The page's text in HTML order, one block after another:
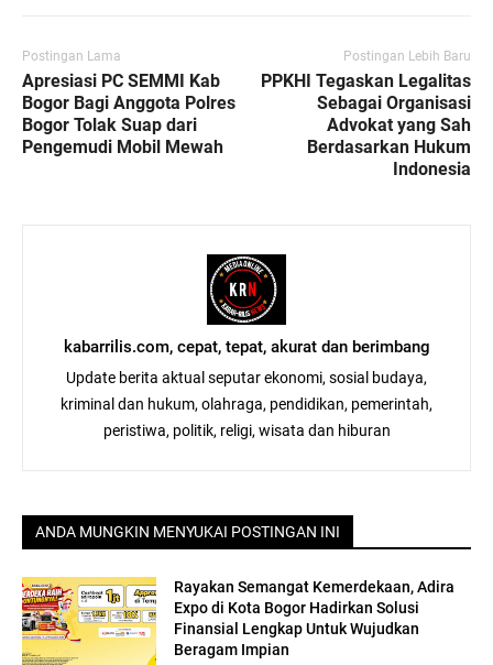
Postingan Lama
Apresiasi PC SEMMI Kab
Bogor Bagi Anggota Polres
Bogor Tolak Suap dari
Pengemudi Mobil Mewah
Postingan Lebih Baru
PPKHI Tegaskan Legalitas
Sebagai Organisasi
Advokat yang Sah
Berdasarkan Hukum
Indonesia
kabarrilis.com, cepat, tepat, akurat dan berimbang
Update berita aktual seputar ekonomi, sosial budaya,
kriminal dan hukum, olahraga, pendidikan, pemerintah,
peristiwa, politik, religi, wisata dan hiburan
ANDA MUNGKIN MENYUKAI POSTINGAN INI
Rayakan Semangat Kemerdekaan, Adira
Expo di Kota Bogor Hadirkan Solusi
Finansial Lengkap Untuk Wujudkan
Beragam Impian